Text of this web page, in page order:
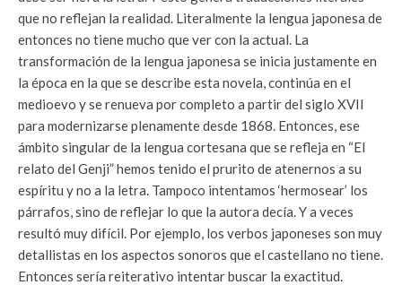
que no reflejan la realidad. Literalmente la lengua japonesa de
entonces no tiene mucho que ver con la actual. La
transformación de la lengua japonesa se inicia justamente en
la época en la que se describe esta novela, continúa en el
medioevo y se renueva por completo a partir del siglo XVII
para modernizarse plenamente desde 1868. Entonces, ese
ámbito singular de la lengua cortesana que se refleja en “El
relato del Genji” hemos tenido el prurito de atenernos a su
espíritu y no a la letra. Tampoco intentamos ‘hermosear’ los
párrafos, sino de reflejar lo que la autora decía. Y a veces
resultó muy difícil. Por ejemplo, los verbos japoneses son muy
detallistas en los aspectos sonoros que el castellano no tiene.
Entonces sería reiterativo intentar buscar la exactitud.